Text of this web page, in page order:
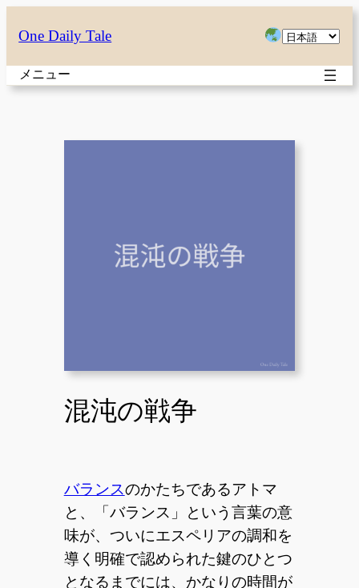
容
を
ス
One Daily Tale
言
を
メニュー
混沌の戦争
バランスのかたちであるアトマ
と、「バランス」という言葉の意
味が、ついにエスペリアの調和を
導く明確で認められた鍵のひとつ
となるまでには、かなりの時間が